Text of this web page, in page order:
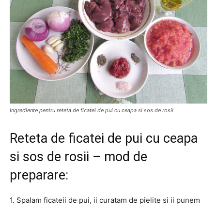
Ingrediente pentru reteta de ficatei de pui cu ceapa si sos de rosii
Reteta de ficatei de pui cu ceapa
si sos de rosii – mod de
preparare:
1. Spalam ficateii de pui, ii curatam de pielite si ii punem